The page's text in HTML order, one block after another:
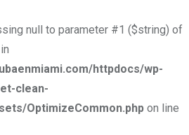
null to parameter #1 ($string) of
httpdocs/wp-
clean-
OptimizeCommon.php on line